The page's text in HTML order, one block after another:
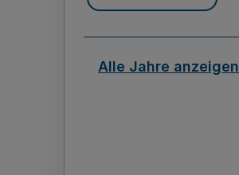
Alle Jahre anzeigen